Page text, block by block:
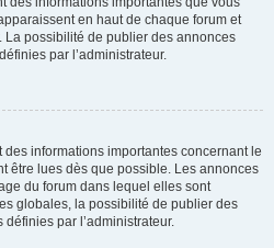
en haut de chaque forum et
La possibilité de publier des annonces
par l’administrateur.
informations importantes concernant le
être lues dès que possible. Les annonces
du forum dans lequel elles sont
globales, la possibilité de publier des
par l’administrateur.